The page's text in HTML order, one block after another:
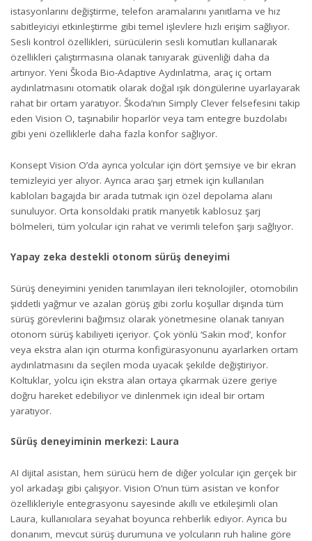
istasyonlarını değiştirme, telefon aramalarını yanıtlama ve hız
sabitleyiciyi etkinleştirme gibi temel işlevlere hızlı erişim sağlıyor.
Sesli kontrol özellikleri, sürücülerin sesli komutları kullanarak
özellikleri çalıştırmasına olanak tanıyarak güvenliği daha da
artırıyor. Yeni Škoda Bio-Adaptive Aydınlatma, araç iç ortam
aydınlatmasını otomatik olarak doğal ışık döngülerine uyarlayarak
rahat bir ortam yaratıyor. Škoda’nın Simply Clever felsefesini takip
eden Vision O, taşınabilir hoparlör veya tam entegre buzdolabı
gibi yeni özelliklerle daha fazla konfor sağlıyor.
Konsept Vision O’da ayrıca yolcular için dört şemsiye ve bir ekran
temizleyici yer alıyor. Ayrıca aracı şarj etmek için kullanılan
kabloları bagajda bir arada tutmak için özel depolama alanı
sunuluyor. Orta konsoldaki pratik manyetik kablosuz şarj
bölmeleri, tüm yolcular için rahat ve verimli telefon şarjı sağlıyor.
Yapay zeka destekli otonom sürüş deneyimi
Sürüş deneyimini yeniden tanımlayan ileri teknolojiler, otomobilin
şiddetli yağmur ve azalan görüş gibi zorlu koşullar dışında tüm
sürüş görevlerini bağımsız olarak yönetmesine olanak tanıyan
otonom sürüş kabiliyeti içeriyor. Çok yönlü ‘Sakin mod’, konfor
veya ekstra alan için oturma konfigürasyonunu ayarlarken ortam
aydınlatmasını da seçilen moda uyacak şekilde değiştiriyor.
Koltuklar, yolcu için ekstra alan ortaya çıkarmak üzere geriye
doğru hareket edebiliyor ve dinlenmek için ideal bir ortam
yaratıyor.
Sürüş deneyiminin merkezi: Laura
AI dijital asistan, hem sürücü hem de diğer yolcular için gerçek bir
yol arkadaşı gibi çalışıyor. Vision O’nun tüm asistan ve konfor
özellikleriyle entegrasyonu sayesinde akıllı ve etkileşimli olan
Laura, kullanıcılara seyahat boyunca rehberlik ediyor. Ayrıca bu
donanım, mevcut sürüş durumuna ve yolcuların ruh haline göre